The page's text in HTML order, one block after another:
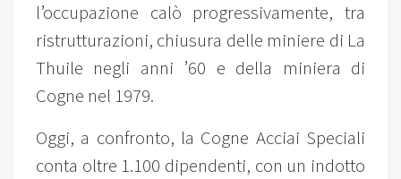
l’occupazione calò progressivamente, tra
ristrutturazioni, chiusura delle miniere di La
Thuile negli anni ’60 e della miniera di
Cogne nel 1979.
Oggi, a confronto, la Cogne Acciai Speciali
conta oltre 1.100 dipendenti, con un indotto